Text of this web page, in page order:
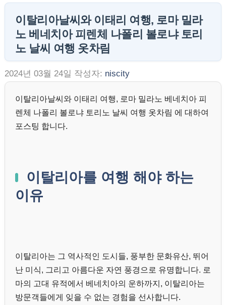
이탈리아날씨와 이태리 여행, 로마 밀라
노 베네치아 피렌체 나폴리 볼로냐 토리
노 날씨 여행 옷차림
2024년 03월 24일 작성자: niscity
이탈리아날씨와 이태리 여행, 로마 밀라노 베네치아 피
렌체 나폴리 볼로냐 토리노 날씨 여행 옷차림 에 대하여
포스팅 합니다.
이탈리아를 여행 해야 하는
이유
이탈리아는 그 역사적인 도시들, 풍부한 문화유산, 뛰어
난 미식, 그리고 아름다운 자연 풍경으로 유명합니다. 로
마의 고대 유적에서 베네치아의 운하까지, 이탈리아는
방문객들에게 잊을 수 없는 경험을 선사합니다.